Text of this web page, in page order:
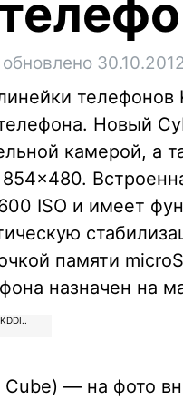
обновлено 30.10.2012
телефонов
Новый
камерой, а
ISO и имеет
памяти
назначен на
— на фото